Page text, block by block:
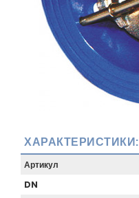
ХАРАКТЕРИСТИКИ:
Артикул
DN